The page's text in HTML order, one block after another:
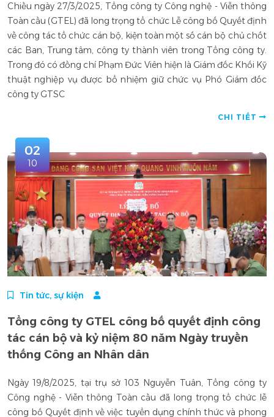
Chiều ngày 27/3/2025, Tổng công ty Công nghệ - Viễn thông
Toàn cầu (GTEL) đã long trọng tổ chức Lễ công bố Quyết định
về công tác tổ chức cán bộ, kiện toàn một số cán bộ chủ chốt
các Ban, Trung tâm, công ty thành viên trong Tổng công ty.
Trong đó có đồng chí Phạm Đức Viên hiện là Giám đốc Khối Kỹ
thuật nghiệp vụ được bổ nhiệm giữ chức vụ Phó Giám đốc
công ty GTSC
CHI TIẾT
02
10
Tin tức, sự kiện
Tổng công ty GTEL công bố quyết định công
tác cán bộ và kỷ niệm 80 năm Ngày truyền
thống Công an Nhân dân
Ngày 19/8/2025, tại trụ sở 103 Nguyễn Tuân, Tổng công ty
Công nghệ - Viễn thông Toàn cầu đã long trọng tổ chức lễ
công bố Quyết định về việc tuyển dụng chính thức và phong